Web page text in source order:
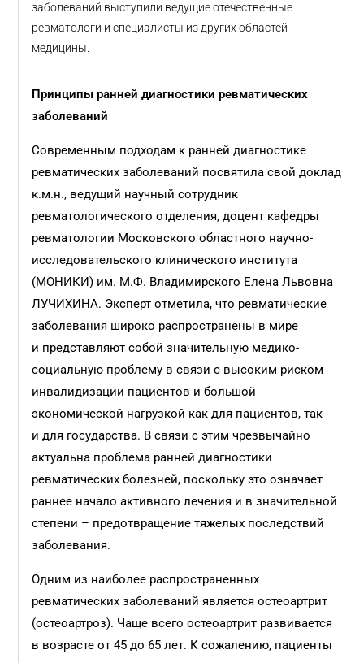
заболеваний выступили ведущие отечественные
ревматологи и специалисты из других областей
медицины.
Принципы ранней диагностики ревматических
заболеваний
Современным подходам к ранней диагностике
ревматических заболеваний посвятила свой доклад
к.м.н., ведущий научный сотрудник
ревматологического отделения, доцент кафедры
ревматологии Московского областного научно-
исследовательского клинического института
(МОНИКИ) им. М.Ф. Владимирского Елена Львовна
ЛУЧИХИНА. Эксперт отметила, что ревматические
заболевания широко распространены в мире
и представляют собой значительную медико-
социальную проблему в связи с высоким риском
инвалидизации пациентов и большой
экономической нагрузкой как для пациентов, так
и для государства. В связи с этим чрезвычайно
актуальна проблема ранней диагностики
ревматических болезней, поскольку это означает
раннее начало активного лечения и в значительной
степени – предотвращение тяжелых последствий
заболевания.
Одним из наиболее распространенных
ревматических заболеваний является остеоартрит
(остеоартроз). Чаще всего остеоартрит развивается
в возрасте от 45 до 65 лет. К сожалению, пациенты